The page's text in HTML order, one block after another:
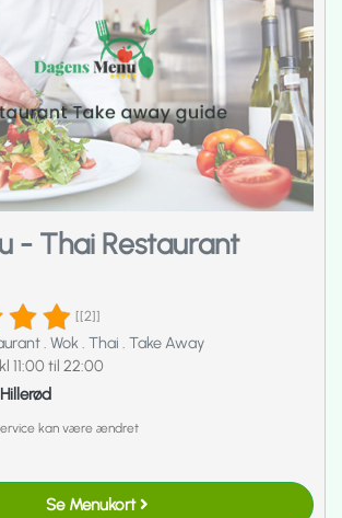
- Thai Restaurant
[[2]]
. Wok. Thai . Take Away
11:00 til 22:00
kan være ændret
Se Menukort